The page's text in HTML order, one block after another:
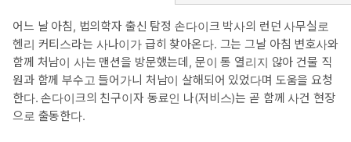
어느 날 아침, 법의학자 출신 탐정 손다이크 박사의 런던 사무실로
헨리 커티스라는 사나이가 급히 찾아온다. 그는 그날 아침 변호사와
함께 처남이 사는 맨션을 방문했는데, 문이 통 열리지 않아 건물 직
원과 함께 부수고 들어가니 처남이 살해되어 있었다며 도움을 요청
한다. 손다이크의 친구이자 동료인 나(저비스)는 곧 함께 사건 현장
으로 출동한다.